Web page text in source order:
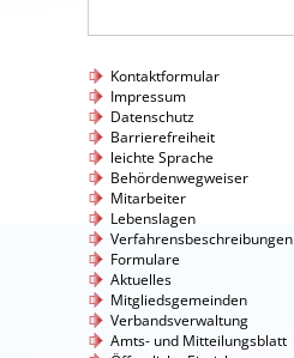
Kontaktformular
Impressum
Datenschutz
Barrierefreiheit
leichte Sprache
Behördenwegweiser
Mitarbeiter
Lebenslagen
Verfahrensbeschreibungen
Formulare
Aktuelles
Mitgliedsgemeinden
Verbandsverwaltung
Amts- und Mitteilungsblatt